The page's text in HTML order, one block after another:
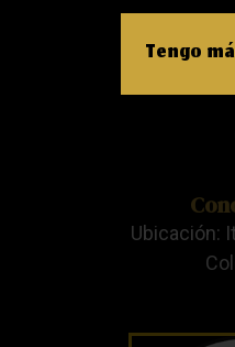
Ubicación:
Tengo